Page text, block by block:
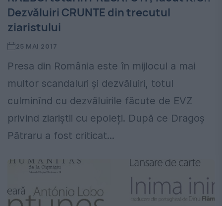
Dezvăluiri CRUNTE din trecutul
ziaristului
25 MAI 2017
Presa din România este în mijlocul a mai
multor scandaluri și dezvăluiri, totul
culminînd cu dezvăluirile făcute de EVZ
privind ziariștii cu epoleți. După ce Dragoș
Pătraru a fost criticat...